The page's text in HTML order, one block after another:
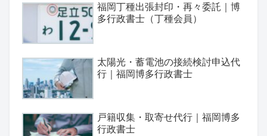
福岡丁種出張封印・再々委託｜博
多行政書士（丁種会員）
太陽光・蓄電池の接続検討申込代
行｜福岡博多行政書士
戸籍収集・取寄せ代行｜福岡博多
行政書士